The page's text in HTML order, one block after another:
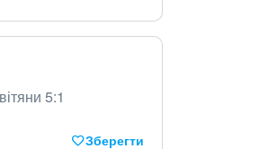
5:1
Зберегти